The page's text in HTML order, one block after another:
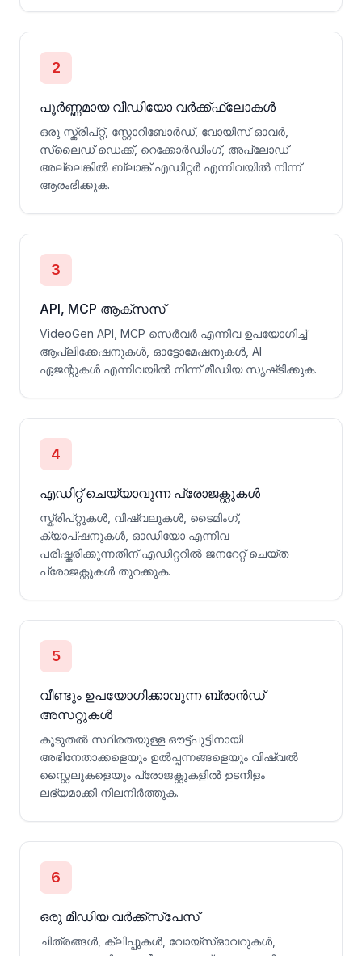
2
പൂർണ്ണമായ വീഡിയോ വർക്ക്ഫ്ലോകൾ
ഒരു സ്ക്രിപ്റ്റ്, സ്റ്റോറിബോർഡ്, വോയിസ് ഓവർ,
സ്ലൈഡ് ഡെക്ക്, റെക്കോർഡിംഗ്, അപ്‌ലോഡ്
അല്ലെങ്കിൽ ബ്ലാങ്ക് എഡിറ്റർ എന്നിവയിൽ നിന്ന്
ആരംഭിക്കുക.
3
API, MCP ആക്സസ്
VideoGen API, MCP സെർവർ എന്നിവ ഉപയോഗിച്ച്
ആപ്ലിക്കേഷനുകൾ, ഓട്ടോമേഷനുകൾ, AI
ഏജന്റുകൾ എന്നിവയിൽ നിന്ന് മീഡിയ സൃഷ്‌ടിക്കുക.
4
എഡിറ്റ് ചെയ്യാവുന്ന പ്രോജക്റ്റുകൾ
സ്ക്രിപ്റ്റുകൾ, വിഷ്വലുകൾ, ടൈമിംഗ്,
ക്യാപ്‌ഷനുകൾ, ഓഡിയോ എന്നിവ
പരിഷ്കരിക്കുന്നതിന് എഡിറ്ററിൽ ജനറേറ്റ് ചെയ്ത
പ്രോജക്റ്റുകൾ തുറക്കുക.
5
വീണ്ടും ഉപയോഗിക്കാവുന്ന ബ്രാൻഡ്
അസറ്റുകൾ
കൂടുതൽ സ്ഥിരതയുള്ള ഔട്ട്‌പുട്ടിനായി
അഭിനേതാക്കളെയും ഉൽപ്പന്നങ്ങളെയും വിഷ്വൽ
സ്റ്റൈലുകളെയും പ്രോജക്റ്റുകളിൽ ഉടനീളം
ലഭ്യമാക്കി നിലനിർത്തുക.
6
ഒരു മീഡിയ വർക്ക്സ്‌പേസ്
ചിത്രങ്ങൾ, ക്ലിപ്പുകൾ, വോയ്‌സ്‌ഓവറുകൾ,